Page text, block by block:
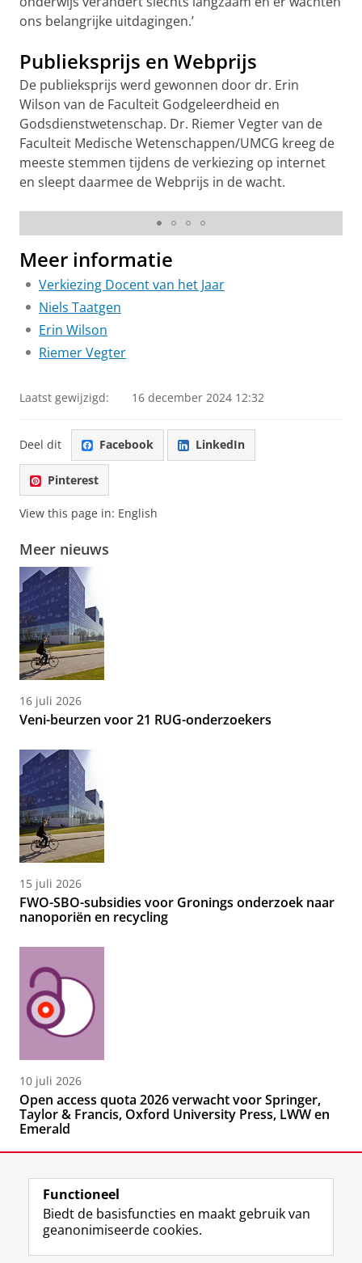
ons belangrijke uitdagingen.’
Publieksprijs en Webprijs
De publieksprijs werd gewonnen door dr. Erin
Wilson van de Faculteit Godgeleerdheid en
Godsdienstwetenschap. Dr. Riemer Vegter van de
Faculteit Medische Wetenschappen/UMCG kreeg de
meeste stemmen tijdens de verkiezing op internet
en sleept daarmee de Webprijs in de wacht.
De negen genomineerden, met Erin Wilson (uiterst links)
Meer informatie
Verkiezing Docent van het Jaar
Niels Taatgen
Erin Wilson
Riemer Vegter
Laatst gewijzigd: 16 december 2024 12:32
Deel dit Facebook LinkedIn
Pinterest
View this page in: English
Meer nieuws
16 juli 2026
Veni-beurzen voor 21 RUG-onderzoekers
15 juli 2026
FWO-SBO-subsidies voor Gronings onderzoek naar
nanoporiën en recycling
10 juli 2026
Open access quota 2026 verwacht voor Springer,
Taylor & Francis, Oxford University Press, LWW en
Emerald
Volg de RUG F L R I Y
Functioneel
Biedt de basisfuncties en maakt gebruik van
geanonimiseerde cookies.